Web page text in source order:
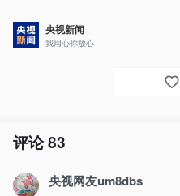
央视新闻
我用心你放心
评论83
央视网友um8dbs